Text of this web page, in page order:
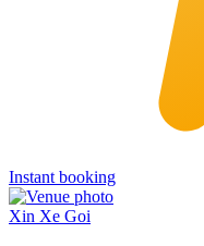
Instant booking
Xin Xe Goi